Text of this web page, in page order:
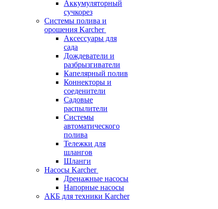
Аккумуляторный
сучкорез
Системы полива и
орошения Karcher
Аксессуары для
сада
Дождеватели и
разбрызгиватели
Капелярный полив
Коннекторы и
соеденители
Садовые
распылители
Системы
автоматического
полива
Тележки для
шлангов
Шланги
Насосы Karcher
Дренажные насосы
Напорные насосы
АКБ для техники Karcher